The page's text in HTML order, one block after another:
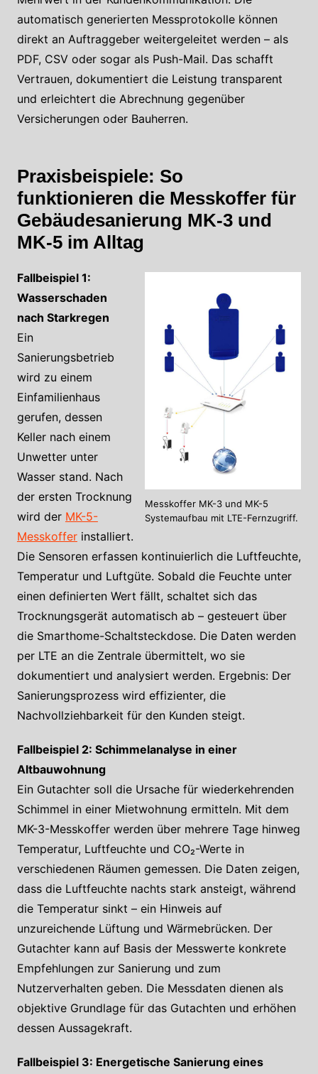
automatisch generierten Messprotokolle können
direkt an Auftraggeber weitergeleitet werden – als
PDF, CSV oder sogar als Push-Mail. Das schafft
Vertrauen, dokumentiert die Leistung transparent
und erleichtert die Abrechnung gegenüber
Versicherungen oder Bauherren.
Praxisbeispiele: So
funktionieren die Messkoffer für
Gebäudesanierung MK-3 und
MK-5 im Alltag
Messkoffer MK-3 und MK-5
Systemaufbau mit LTE-Fernzugriff.
Fallbeispiel 1:
Wasserschaden
nach Starkregen
Ein
Sanierungsbetrieb
wird zu einem
Einfamilienhaus
gerufen, dessen
Keller nach einem
Unwetter unter
Wasser stand. Nach
der ersten Trocknung
wird der MK-5-
Messkofferinstalliert.
Die Sensoren erfassen kontinuierlich die Luftfeuchte,
Temperatur und Luftgüte. Sobald die Feuchte unter
einen definierten Wert fällt, schaltet sich das
Trocknungsgerät automatisch ab – gesteuert über
die Smarthome-Schaltsteckdose. Die Daten werden
per LTE an die Zentrale übermittelt, wo sie
dokumentiert und analysiert werden. Ergebnis: Der
Sanierungsprozess wird effizienter, die
Nachvollziehbarkeit für den Kunden steigt.
Fallbeispiel 2: Schimmelanalyse in einer
Altbauwohnung
Ein Gutachter soll die Ursache für wiederkehrenden
Schimmel in einer Mietwohnung ermitteln. Mit dem
MK-3-Messkoffer werden über mehrere Tage hinweg
Temperatur, Luftfeuchte und CO₂-Werte in
verschiedenen Räumen gemessen. Die Daten zeigen,
dass die Luftfeuchte nachts stark ansteigt, während
die Temperatur sinkt – ein Hinweis auf
unzureichende Lüftung und Wärmebrücken. Der
Gutachter kann auf Basis der Messwerte konkrete
Empfehlungen zur Sanierung und zum
Nutzerverhalten geben. Die Messdaten dienen als
objektive Grundlage für das Gutachten und erhöhen
dessen Aussagekraft.
Fallbeispiel 3: Energetische Sanierung eines